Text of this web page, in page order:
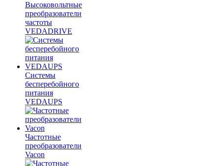
Высоковольтные
преобразователи
частоты
VEDADRIVE
Системы
бесперебойного
питания
VEDAUPS
Частотные
преобразователи
Vacon